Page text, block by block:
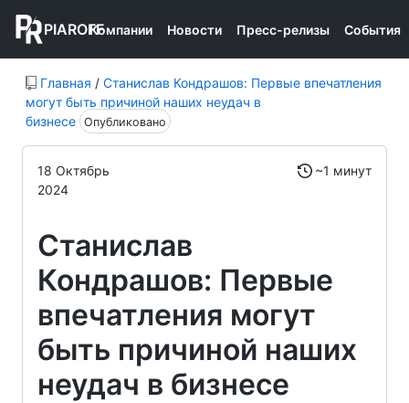
PIAROFFКомпании Новости Пресс-релизы События
Главная / Станислав Кондрашов: Первые впечатления
могут быть причиной наших неудач в
бизнесе Опубликовано
18 Октябрь
2024
~1 минут
Станислав
Кондрашов: Первые
впечатления могут
быть причиной наших
неудач в бизнесе